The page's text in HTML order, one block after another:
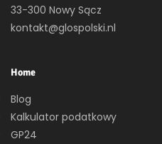
33-300 Nowy Sącz
kontakt@glospolski.nl
Home
Blog
Kalkulator podatkowy
GP24